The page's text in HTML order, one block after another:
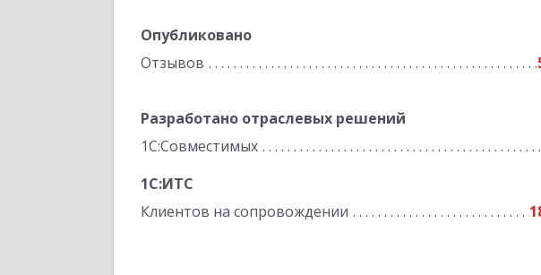
Опубликовано
Отзывов
Разработано отраслевых решений
1С:Совместимых
1С:ИТС
Клиентов на сопровождении